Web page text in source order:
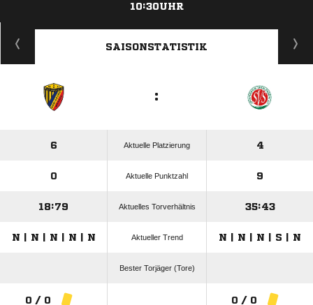
10:30UHR
ANZEIGE
SAISONSTATISTIK
:
6 Aktuelle Platzierung 4
0 Aktuelle Punktzahl 9
18:79 Aktuelles Torverhältnis 35:43
N | N | N | N | N Aktueller Trend N | N | N | S | N
Bester Torjäger (Tore)
0 / 0 0 / 0